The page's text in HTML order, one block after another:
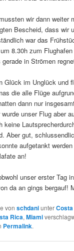
wir dann weiter
Bescheid, dass wir
war das
8.30h zum
in Strömen
Glück im Unglück und
die alle Flüge
dann nur
unser Flug aber
keine
Aber gut,
aufgetankt
an!
unser erster Tag
da an gings bergauf!
vonschdaniunter
Rica,Miami
Permalink.